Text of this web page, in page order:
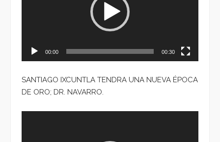
00:00 00:30
SANTIAGO IXCUNTLA TENDRA UNA NUEVA ÉPOCA
DE ORO; DR. NAVARRO.